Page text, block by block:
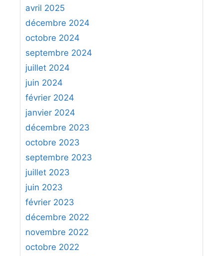
:
avril 2025
décembre 2024
octobre 2024
septembre 2024
juillet 2024
juin 2024
février 2024
janvier 2024
décembre 2023
octobre 2023
septembre 2023
juillet 2023
juin 2023
février 2023
décembre 2022
novembre 2022
octobre 2022